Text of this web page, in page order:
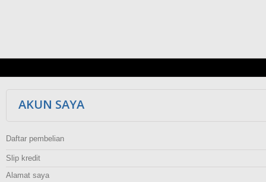
AKUN SAYA
Daftar pembelian
Slip kredit
Alamat saya